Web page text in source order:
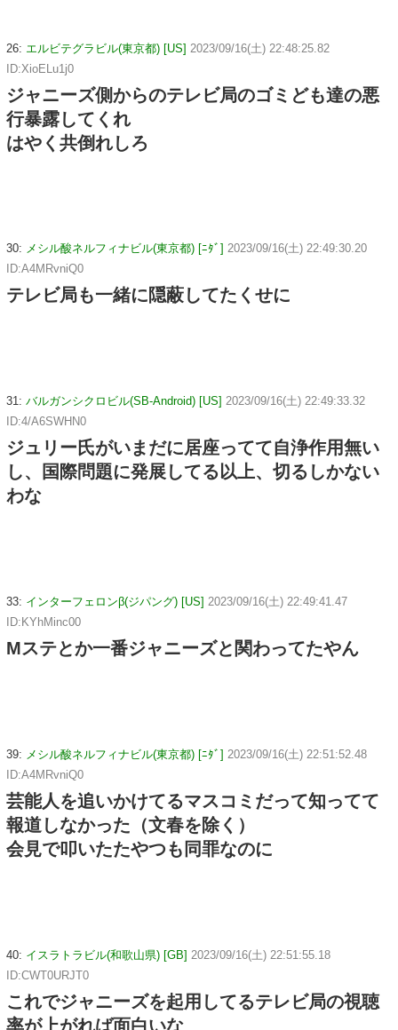
26: エルビテグラビル(東京都) [US] 2023/09/16(土) 22:48:25.82
ID:XioELu1j0
ジャニーズ側からのテレビ局のゴミども達の悪
行暴露してくれ
はやく共倒れしろ
30: メシル酸ネルフィナビル(東京都) [ﾆﾀﾞ] 2023/09/16(土) 22:49:30.20
ID:A4MRvniQ0
テレビ局も一緒に隠蔽してたくせに
31: バルガンシクロビル(SB-Android) [US] 2023/09/16(土) 22:49:33.32
ID:4/A6SWHN0
ジュリー氏がいまだに居座ってて自浄作用無い
し、国際問題に発展してる以上、切るしかない
わな
33: インターフェロンβ(ジパング) [US] 2023/09/16(土) 22:49:41.47
ID:KYhMinc00
Mステとか一番ジャニーズと関わってたやん
39: メシル酸ネルフィナビル(東京都) [ﾆﾀﾞ] 2023/09/16(土) 22:51:52.48
ID:A4MRvniQ0
芸能人を追いかけてるマスコミだって知ってて
報道しなかった（文春を除く）
会見で叩いたたやつも同罪なのに
40: イスラトラビル(和歌山県) [GB] 2023/09/16(土) 22:51:55.18
ID:CWT0URJT0
これでジャニーズを起用してるテレビ局の視聴
率が上がれば面白いな